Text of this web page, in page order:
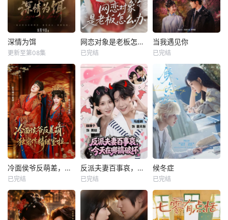
深情为饵
更新至第08集
网恋对象是老板怎么办
已完结
当我遇见你
已完结
冷面侯爷反萌差，独宠作精继室啦
已完结
反派夫妻百事哀，今天在哪搞破坏
已完结
候冬症
已完结